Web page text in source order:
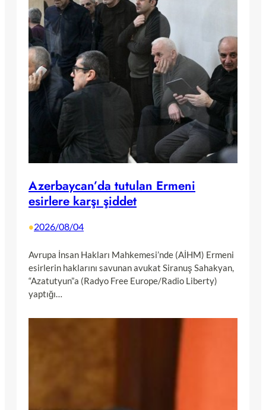
Azerbaycan’da tutulan Ermeni
esirlere karşı şiddet
•2026/08/04
Avrupa İnsan Hakları Mahkemesi’nde (AİHM) Ermeni
esirlerin haklarını savunan avukat Siranuş Sahakyan,
“Azatutyun”a (Radyo Free Europe/Radio Liberty)
yaptığı…